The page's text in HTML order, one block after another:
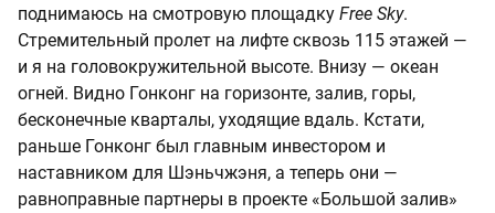
поднимаюсь на смотровую площадку Free Sky.
Стремительный пролет на лифте сквозь 115 этажей —
и я на головокружительной высоте. Внизу — океан
огней. Видно Гонконг на горизонте, залив, горы,
бесконечные кварталы, уходящие вдаль. Кстати,
раньше Гонконг был главным инвестором и
наставником для Шэньчжэня, а теперь они —
равноправные партнеры в проекте «Большой залив»